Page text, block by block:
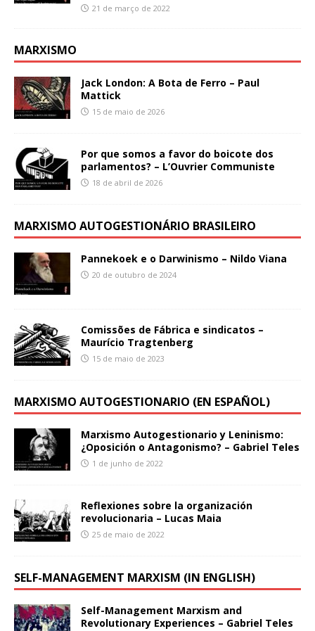
21 de março de 2022
MARXISMO
Jack London: A Bota de Ferro – Paul
Mattick
15 de maio de 2026
Por que somos a favor do boicote dos
parlamentos? – L’Ouvrier Communiste
18 de abril de 2026
MARXISMO AUTOGESTIONÁRIO BRASILEIRO
Pannekoek e o Darwinismo – Nildo Viana
20 de outubro de 2024
Comissões de Fábrica e sindicatos –
Maurício Tragtenberg
15 de maio de 2023
MARXISMO AUTOGESTIONARIO (EN ESPAÑOL)
Marxismo Autogestionario y Leninismo:
¿Oposición o Antagonismo? – Gabriel Teles
1 de junho de 2022
Reflexiones sobre la organización
revolucionaria – Lucas Maia
25 de maio de 2022
SELF-MANAGEMENT MARXISM (IN ENGLISH)
Self-Management Marxism and
Revolutionary Experiences – Gabriel Teles